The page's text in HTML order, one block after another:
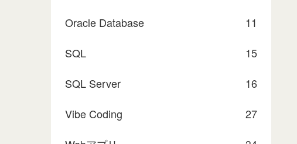
Oracle Database
11
SQL
15
SQL Server
16
Vibe Coding
27